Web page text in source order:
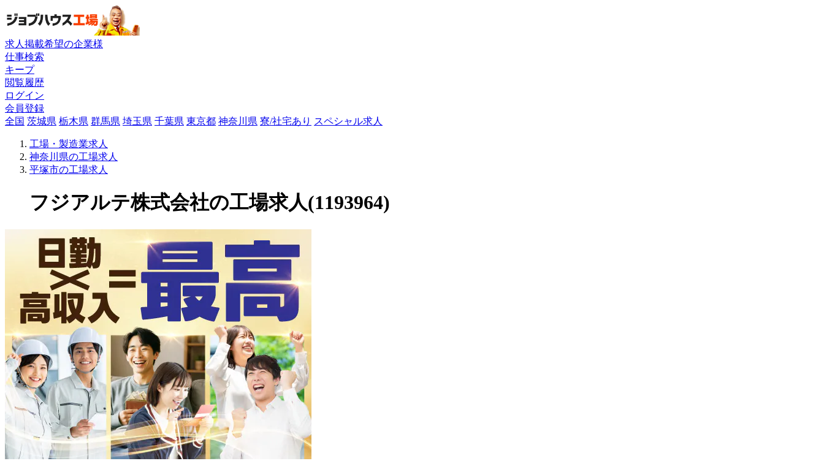
求人掲載希望の企業様
仕事検索
キープ
閲覧履歴
ログイン
会員登録
全国 茨城県 栃木県 群馬県 埼玉県 千葉県 東京都 神奈川県 寮/社宅あり スペシャル求人
工場・製造業求人
神奈川県の工場求人
平塚市の工場求人
フジアルテ株式会社の工場求人(1193964)